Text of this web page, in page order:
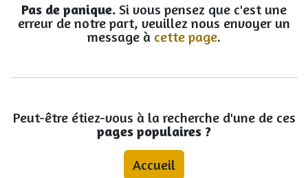
Pas de panique. Si vous pensez que c'est une
erreur de notre part, veuillez nous envoyer un
message à cette page.
Peut-être étiez-vous à la recherche d'une de ces
pages populaires ?
Accueil